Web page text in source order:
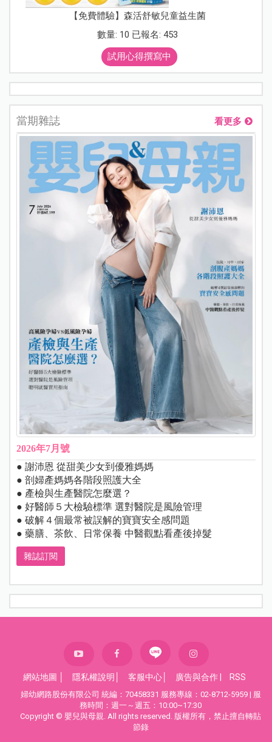
【免費體驗】森活舒敏兒童益生菌
數量: 10 已報名: 453
試用心得撰寫中
當期雜誌 看更多
2026年7月號
● 謝沛恩 從甜美少女到優雅媽媽
● 剖婦產媽媽各階段照護大全
● 產檢與生產醫院怎麼選？
● 好醫師５大檢驗標準 選對醫院是風險管理
● 破解４個最常被誤解的寶寶安全感問題
● 藥膳、茶飲、日常保養 中醫觀點看產後掉髮
雜誌訂閱
網站地圖 隱私權說明 客服中心 廣告與合作 RSS
婦幼網路股份有限公司 統編：70458331 服務專線：02-8712-5959 | 服
務時間：週一～週五：10:00~17:30
Copyright © 嬰兒與母親. All rights reserved. 版權所有，禁止擅自轉貼
節錄